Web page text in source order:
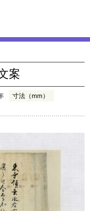
案
寸法（mm）